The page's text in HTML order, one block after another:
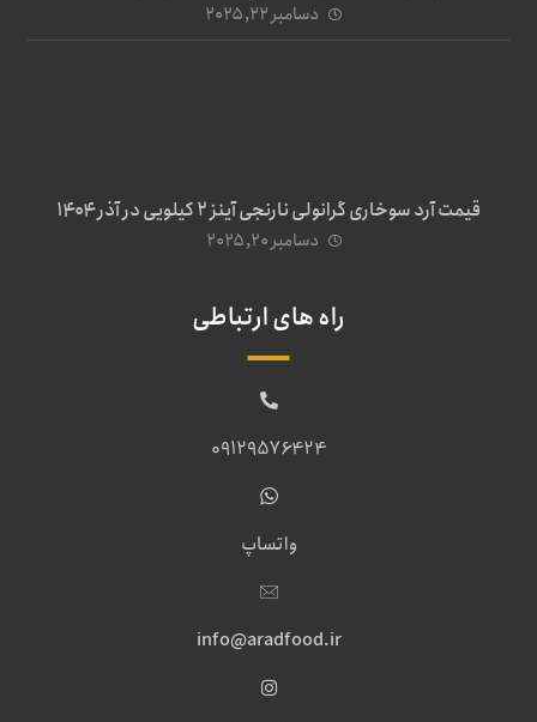
دسامبر ۲۲, ۲۰۲۵
قیمت آرد سوخاری گرانولی نارنجی آینز ۲ کیلویی در آذر ۱۴۰۴
دسامبر ۲۰, ۲۰۲۵
راه های ارتباطی
09129576424
واتساپ
info@aradfood.ir